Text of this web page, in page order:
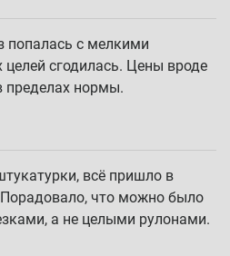
попалась с мелкими
сгодилась. Цены вроде
пределах нормы.
всё пришло в
Порадовало, что можно было
а не целыми рулонами.